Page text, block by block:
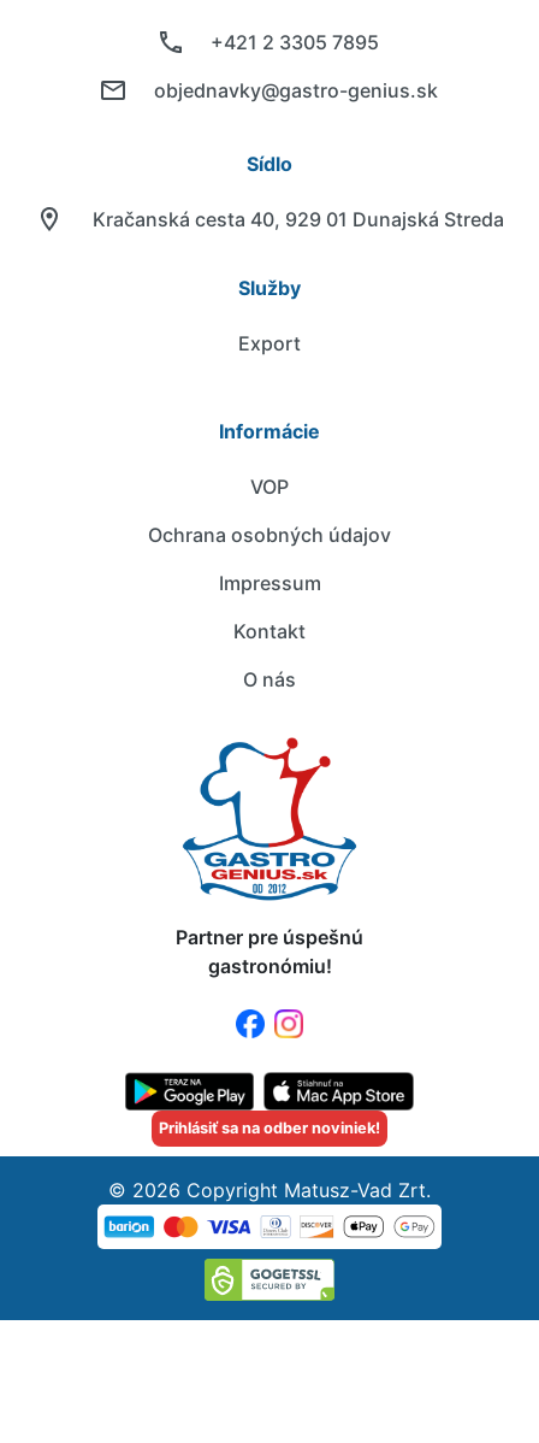
+421 2 3305 7895
objednavky@gastro-genius.sk
Sídlo
Kračanská cesta 40, 929 01 Dunajská Streda
Služby
Export
Informácie
VOP
Ochrana osobných údajov
Impressum
Kontakt
O nás
Partner pre úspešnú
gastronómiu!
Prihlásiť sa na odber noviniek!
© 2026 Copyright Matusz-Vad Zrt.